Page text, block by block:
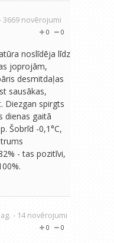
3669 novērojumi
0
0
noslīdēja līdz
joprojām,
desmitdaļas
sausākas,
Diezgan spirgts
dienas gaitā
Šobrīd -0,1°C,
- tas pozitīvi,
- 14 novērojumi
0
0